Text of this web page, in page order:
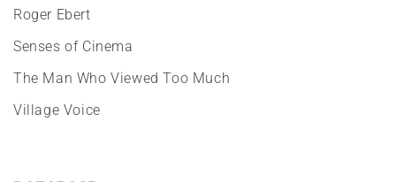
Roger Ebert
Senses of Cinema
The Man Who Viewed Too Much
Village Voice